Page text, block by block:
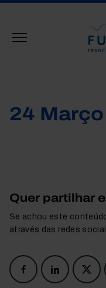
24
Quer partilhar
Se achou este
através das redes